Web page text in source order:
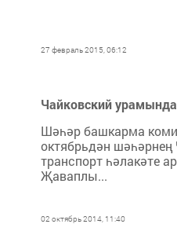
27 февраль 2015, 06:12
Чайковский
Шәһәр башкарма
октябрьдән шәһәрнең
транспорт һәлакәте
Җаваплы...
02 октябрь 2014, 11:40